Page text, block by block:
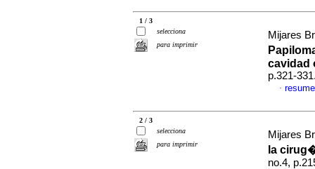
1 / 3
selecciona
para imprimir
Mijares
cavidad
p.321-
·
2 / 3
selecciona
para imprimir
Mijares
la
no.4,